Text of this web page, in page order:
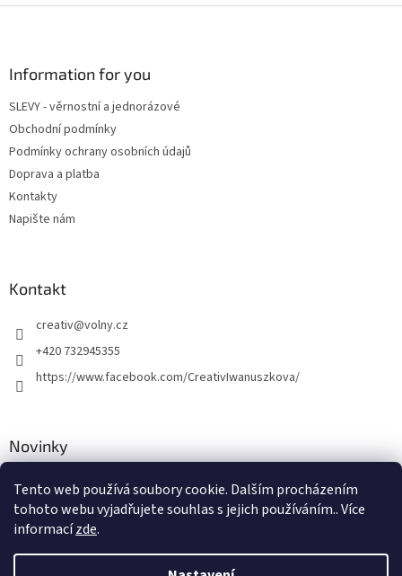
Tento web používá soubory cookie. Dalším procházením
tohoto webu vyjadřujete souhlas s jejich používáním.. Více
informacízde.
l
Information for you
SLEVY - věrnostní a jednorázové
Obchodní podmínky
Podmínky ochrany osobních údajů
Doprava a platba
Kontakty
Napište nám
Kontakt
creativ@volny.cz
+420 732945355
https://www.facebook.com/CreativIwanuszkova/
Novinky
30.8.2018